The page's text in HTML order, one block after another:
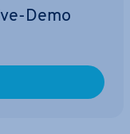
Demo